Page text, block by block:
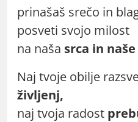
prinašaš srečo in
posveti svojo milost
na naša srca in
Naj tvoje obilje
življenj,
naj tvoja radost